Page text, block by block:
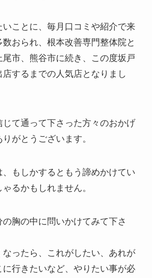
いことに、毎月口コミや紹介で来
数おられ、根本改善専門整体院と
尾市、熊谷市に続き、この度坂戸
するまでの人気店となりまし
じて通って下さった方々のおかげ
がとうございます。
、もしかするともう諦めかけてい
るかもしれません。
胸の中に問いかけてみて下さ
なったら、これがしたい、あれが
に行きたいなど、やりたい事が必